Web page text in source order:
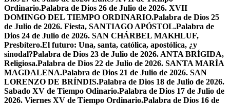
Ordinario.Palabra de Dios 26 de Julio de 2026. XVII
DOMINGO DEL TIEMPO ORDINARIO.Palabra de Dios 25
de Julio de 2026. Fiesta, SANTIAGO APÓSTOL.Palabra de
Dios 24 de Julio de 2026. SAN CHÁRBEL MAKHLUF,
Presbítero.El futuro: Una, santa, católica, apostólica, ¿y
sinodal?Palabra de Dios 23 de Julio de 2026. ANTA BRÍGIDA,
Religiosa.Palabra de Dios 22 de Julio de 2026. SANTA MARÍA
MAGDALENA.Palabra de Dios 21 de Julio de 2026. SAN
LORENZO DE BRÍNDIS.Palabra de Dios 18 de Julio de 2026.
Sabado XV de Tiempo Odinario.Palabra de Dios 17 de Julio de
2026. Viernes XV de Tiempo Ordinario.Palabra de Dios 16 de